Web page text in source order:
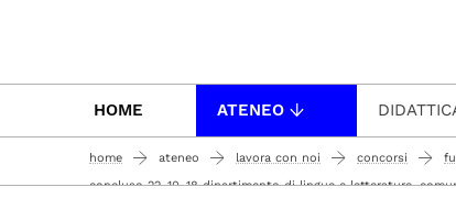
HOME ATENEO
home ateneo lavora con noi concorsi
concluso 22-10-18 dipartimento di lingue e letterature,